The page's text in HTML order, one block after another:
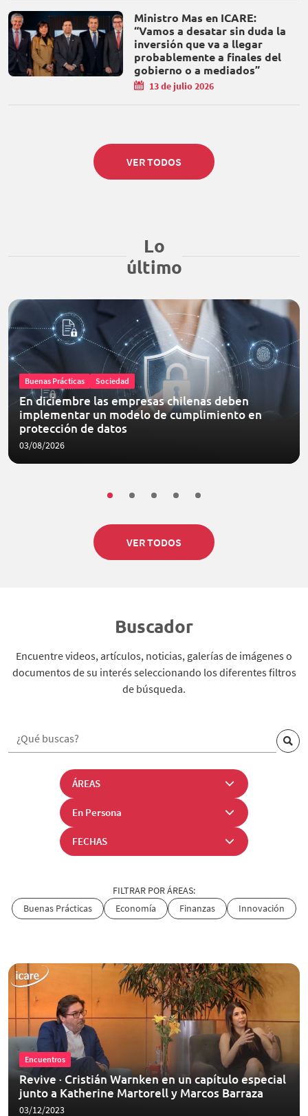
Ministro Mas en ICARE:
“Vamos a desatar sin duda la
inversión que va a llegar
probablemente a finales del
gobierno o a mediados”
13 de julio 2026
VER TODOS
Lo
último
Buenas Prácticas Sociedad
En diciembre las empresas chilenas deben
implementar un modelo de cumplimiento en
protección de datos
03/08/2026
VER TODOS
Buscador
Encuentre videos, artículos, noticias, galerías de imágenes o
documentos de su interés seleccionando los diferentes filtros
de búsqueda.
FILTRAR POR ÁREAS:
Buenas Prácticas
Economía Finanzas Innovación
Encuentros
Revive · Cristián Warnken en un capítulo especial
junto a Katherine Martorell y Marcos Barraza
03/12/2023